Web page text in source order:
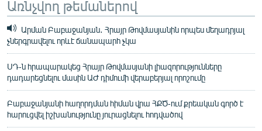
Առնչվող թեմաներով
Արման Բաբաջանյան․ Հրայր Թովմասյանին որպես մեղադրյալ
չներգրավելու որևէ ճանապարհ չկա
ՍԴ-ն հրապարակեց Հրայր Թովմասյանի լիազորությունները
դադարեցնելու մասին ԱԺ դիմումի վերաբերյալ որոշումը
Բաբաջանյանի հաղորդման հիման վրա ՀՔԾ-ում քրեական գործ է
հարուցվել իշխանությունը յուրացնելու հոդվածով